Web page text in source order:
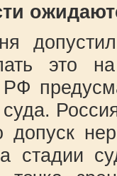
это на
стадии